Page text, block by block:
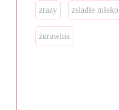
zrazy zsiadłe mleko
żurawina